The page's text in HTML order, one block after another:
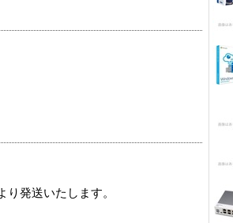
発送いたします。